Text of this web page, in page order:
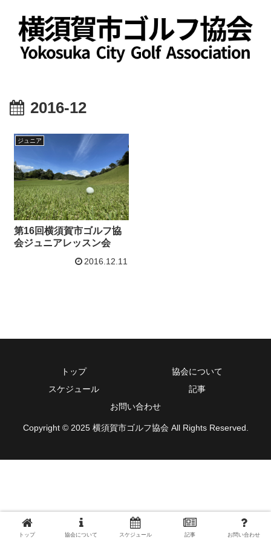
2016-12
ジュニア
第16回横須賀市ゴルフ協
会ジュニアレッスン会
2016.12.11
トップ
協会について
スケジュール
記事
お問い合わせ
Copyright © 2025 横須賀市ゴルフ協会 All Rights Reserved.
トップ 協会について スケジュール 記事 お問い合わせ